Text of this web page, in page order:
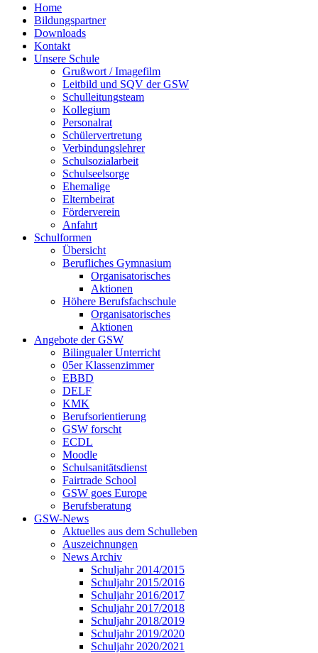
Home
Bildungspartner
Downloads
Kontakt
Unsere Schule
Grußwort / Imagefilm
Leitbild und SQV der GSW
Schulleitungsteam
Kollegium
Personalrat
Schülervertretung
Verbindungslehrer
Schulsozialarbeit
Schulseelsorge
Ehemalige
Elternbeirat
Förderverein
Anfahrt
Schulformen
Übersicht
Berufliches Gymnasium
Organisatorisches
Aktionen
Höhere Berufsfachschule
Organisatorisches
Aktionen
Angebote der GSW
Bilingualer Unterricht
05er Klassenzimmer
EBBD
DELF
KMK
Berufsorientierung
GSW forscht
ECDL
Moodle
Schulsanitätsdienst
Fairtrade School
GSW goes Europe
Berufsberatung
GSW-News
Aktuelles aus dem Schulleben
Auszeichnungen
News Archiv
Schuljahr 2014/2015
Schuljahr 2015/2016
Schuljahr 2016/2017
Schuljahr 2017/2018
Schuljahr 2018/2019
Schuljahr 2019/2020
Schuljahr 2020/2021